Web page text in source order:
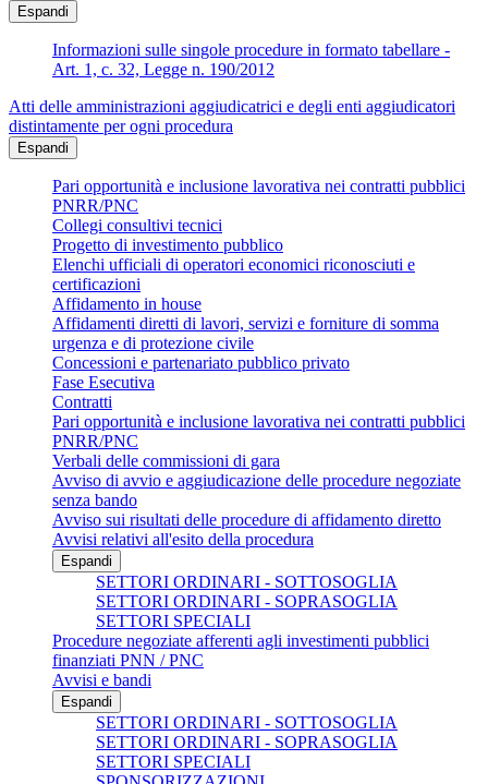
Espandi
Informazioni sulle singole procedure in formato tabellare -
Art. 1, c. 32, Legge n. 190/2012
Atti delle amministrazioni aggiudicatrici e degli enti aggiudicatori
distintamente per ogni procedura
Espandi
Pari opportunità e inclusione lavorativa nei contratti pubblici
PNRR/PNC
Collegi consultivi tecnici
Progetto di investimento pubblico
Elenchi ufficiali di operatori economici riconosciuti e
certificazioni
Affidamento in house
Affidamenti diretti di lavori, servizi e forniture di somma
urgenza e di protezione civile
Concessioni e partenariato pubblico privato
Fase Esecutiva
Contratti
Pari opportunità e inclusione lavorativa nei contratti pubblici
PNRR/PNC
Verbali delle commissioni di gara
Avviso di avvio e aggiudicazione delle procedure negoziate
senza bando
Avviso sui risultati delle procedure di affidamento diretto
Avvisi relativi all'esito della procedura
Espandi
SETTORI ORDINARI - SOTTOSOGLIA
SETTORI ORDINARI - SOPRASOGLIA
SETTORI SPECIALI
Procedure negoziate afferenti agli investimenti pubblici
finanziati PNN / PNC
Avvisi e bandi
Espandi
SETTORI ORDINARI - SOTTOSOGLIA
SETTORI ORDINARI - SOPRASOGLIA
SETTORI SPECIALI